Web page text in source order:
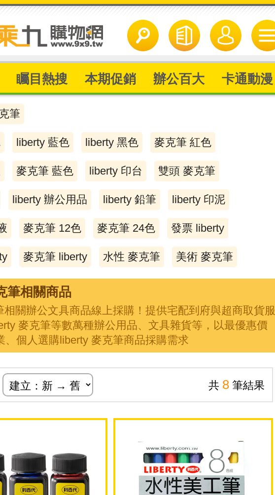
矚目熱搜 本期促銷 辦公百大 卡通動漫
筆
liberty 藍色 liberty 黑色 麥克筆 紅色
麥克筆 藍色 liberty 印台 雙頭 麥克筆
liberty 辦公用品 liberty 鉛筆 liberty 印泥
麥克筆 12色 麥克筆 24色 發票 liberty
麥克筆 liberty 水性 麥克筆 美術 麥克筆
筆相關商品
相關辦公文具商品線上採購！提供宅配到府與超商取貨服
麥克筆等數萬種辦公用品、文具雜貨等，以最優惠價
、個人選購liberty 麥克筆商品採購需求
共 8 筆結果